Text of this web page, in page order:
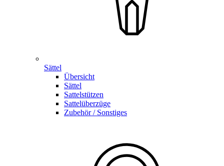
Sättel
Übersicht
Sättel
Sattelstützen
Sattelüberzüge
Zubehör / Sonstiges